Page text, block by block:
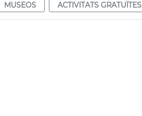
MUSEOS
ACTIVITATS GRATUÏTES